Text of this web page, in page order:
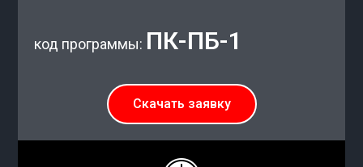
код программы: ПК-ПБ-1
Скачать заявку